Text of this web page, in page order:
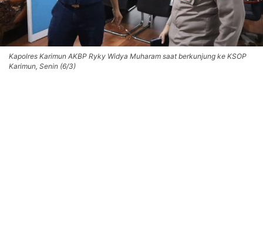
Kapolres Karimun AKBP Ryky Widya Muharam saat berkunjung ke KSOP
Karimun, Senin (6/3)